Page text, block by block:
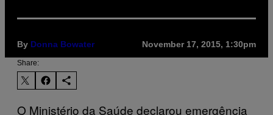
By Donna Bowater November 17, 2015, 1:30pm
Share:
O Ministério da Saúde declarou emergência